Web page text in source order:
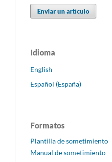
Enviar un artículo
Idioma
English
Español (España)
Formatos
Plantilla de sometimiento
Manual de sometimiento